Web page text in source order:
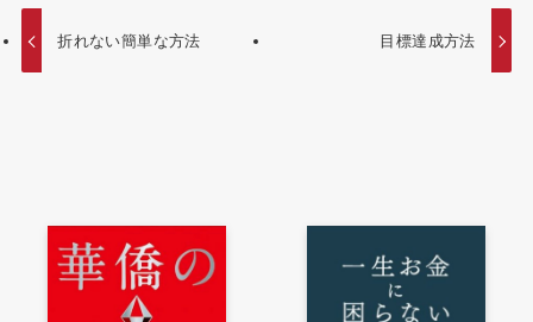
折れない簡単な方法 目標達成方法